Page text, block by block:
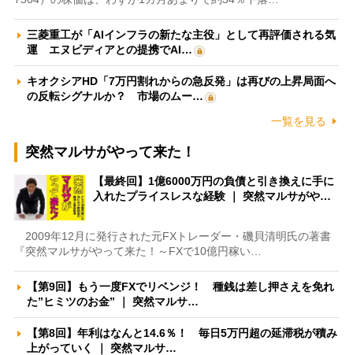
三菱重工が「AIインフラの新たな主役」として再評価される気
運 エヌビディアとの提携でAI…
キオクシアHD「7万円割れからの急反発」は再びの上昇局面へ
の反転シグナルか？ 市場のムー…
一覧を見る
突然マルサがやって来た！
【最終回】1億6000万円の負債と引き換えに手に
入れたプライスレスな経験 ｜ 突然マルサがや…
2009年12月に発行された元FXトレーダー・磯貝清明氏の著書
『突然マルサがやって来た！～FXで10億円稼い…
【第9回】もう一度FXでリベンジ！ 種銭は差し押さえを免れ
た”ヒミツのお金” ｜ 突然マルサ…
【第8回】年利はなんと14.6％！ 毎日5万円超の延滞税が積み
上がっていく ｜ 突然マルサ…